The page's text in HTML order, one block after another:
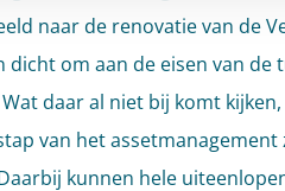
naar de renovatie van de
dicht om aan de eisen van de
daar al niet bij komt
van het
kunnen hele